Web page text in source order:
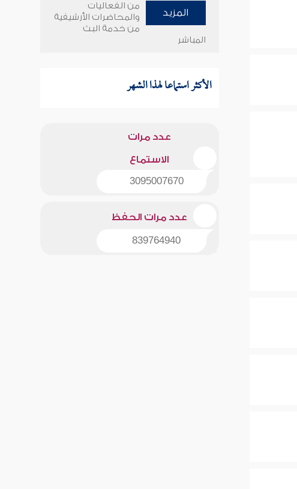
المزيد
من الفعاليات
والمحاضرات الأرشيفية
من خدمة البث
المباشر
الأكثر استماعا لهذا الشهر
عدد مرات
الاستماع
3095007670
عدد مرات الحفظ
839764940